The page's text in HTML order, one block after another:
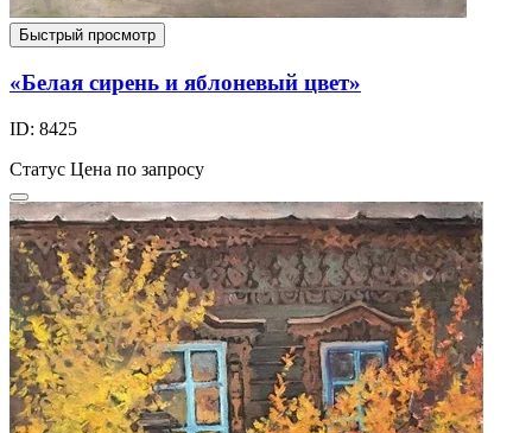
Быстрый просмотр
«Белая сирень и яблоневый цвет»
ID: 8425
Статус Цена по запросу